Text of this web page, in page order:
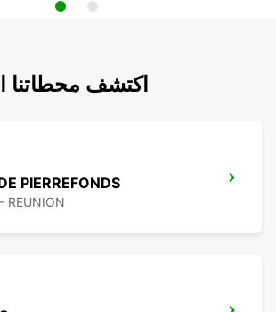
اكتشف محطاتنا
PIERREFONDS
REUNION